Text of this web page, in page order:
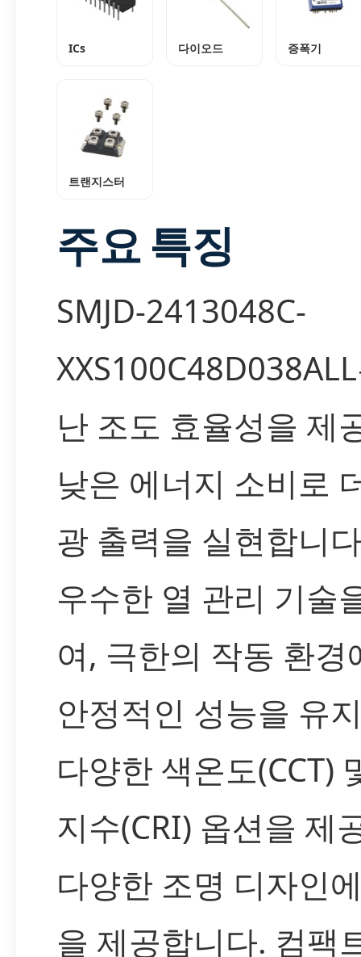
ICs 다이오드 증폭기
트랜지스터
주요 특징
SMJD-2413048C-
난 조도 효율성을 제
낮은 에너지 소비로
광 출력을 실현합니
우수한 열 관리 기술
여, 극한의 작동 환경
안정적인 성능을 유
다양한 색온도(CCT)
지수(CRI) 옵션을 제
다양한 조명 디자인
을 제공합니다. 컴팩